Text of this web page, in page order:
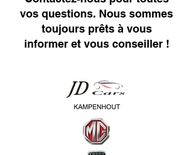
vos questions. Nous sommes
toujours prêts à vous
informer et vous conseiller !